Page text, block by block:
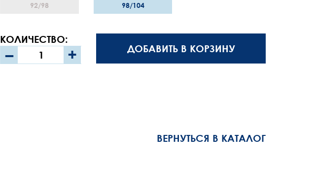
92/98 98/104
КОЛИЧЕСТВО:
– + ДОБАВИТЬ В КОРЗИНУ
ВЕРНУТЬСЯ В КАТАЛОГ